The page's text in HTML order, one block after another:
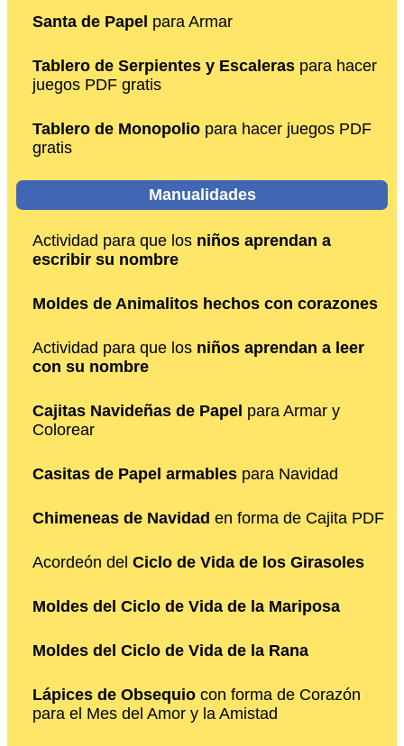
Santa de Papel para Armar
Tablero de Serpientes y Escaleras para hacer
juegos PDF gratis
Tablero de Monopolio para hacer juegos PDF
gratis
Manualidades
Actividad para que los niños aprendan a
escribir su nombre
Moldes de Animalitos hechos con corazones
Actividad para que los niños aprendan a leer
con su nombre
Cajitas Navideñas de Papel para Armar y
Colorear
Casitas de Papel armables para Navidad
Chimeneas de Navidad en forma de Cajita PDF
Acordeón del Ciclo de Vida de los Girasoles
Moldes del Ciclo de Vida de la Mariposa
Moldes del Ciclo de Vida de la Rana
Lápices de Obsequio con forma de Corazón
para el Mes del Amor y la Amistad